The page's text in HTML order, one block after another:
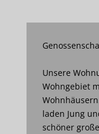
Unsere
Wohngebiet
laden Jung
schöner